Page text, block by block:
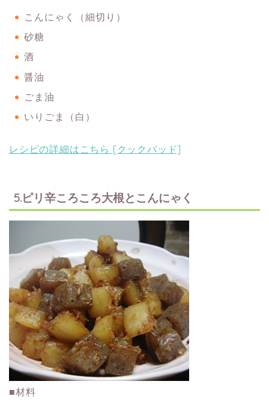
こんにゃく（細切り）
砂糖
酒
醤油
ごま油
いりごま（白）
レシピの詳細はこちら [クックパッド]
5.ピリ辛ころころ大根とこんにゃく
■材料